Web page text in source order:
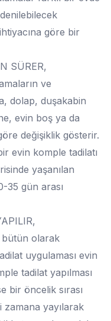
göre bir
SÜRER,
ve
dolap, duşakabin
evin boş ya da
değişiklik gösterir.
evin komple tadilatı
yaşanılan
35 gün arası
bütün olarak
uygulaması evin
tadilat yapılması
bir öncelik sırası
zamana yayılarak